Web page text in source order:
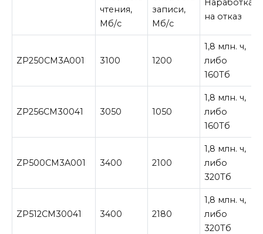
чтения,
Мб/с
записи,
Мб/с
Наработка
на отказ
ZP250CM3A001 3100 1200
1,8 млн. ч,
либо
160Тб
ZP256CM30041 3050 1050
1,8 млн. ч,
либо
160Тб
ZP500CM3A001 3400 2100
1,8 млн. ч,
либо
320Тб
ZP512CM30041 3400 2180
1,8 млн. ч,
либо
320Тб